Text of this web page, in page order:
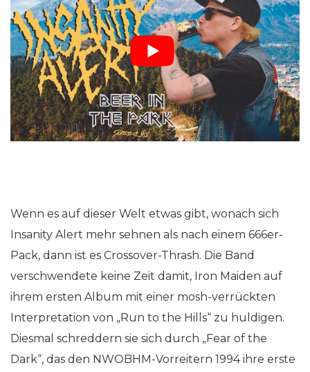
Wenn es auf dieser Welt etwas gibt, wonach sich
Insanity Alert mehr sehnen als nach einem 666er-
Pack, dann ist es Crossover-Thrash. Die Band
verschwendete keine Zeit damit, Iron Maiden auf
ihrem ersten Album mit einer mosh-verrückten
Interpretation von „Run to the Hills“ zu huldigen.
Diesmal schreddern sie sich durch „Fear of the
Dark“, das den NWOBHM-Vorreitern 1994 ihre erste